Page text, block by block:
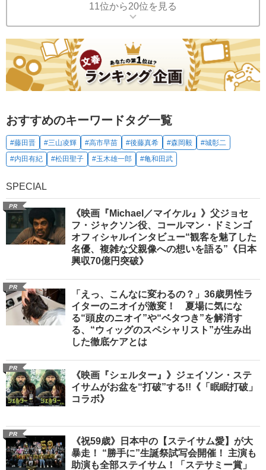
11位から20位を見る
おすすめのキーワードタグ一覧
#藤田晋 #三山凌輝 #高市早苗 #後藤真希 #森岡毅
#城彰二
#内田有紀
#松田聖子 #玉木雄一郎 #亀和田武
SPECIAL
PR
《映画『Michael／マイケル』》父ジョセ
フ・ジャクソン役、コールマン・ドミンゴ
オフィシャルインタビュー“観客を魅了した
名優、複雑な父親像への想いを語る”《日本
興収70億円突破》
PR
「えっ、こんなに変わるの？」36歳男性ラ
イターのニオイが激変！ 夏場に気にな
る“頭皮のニオイ”や“ベタつき”を解消す
る、“ウィッグのスペシャリスト”が生み出
した徹底ケアとは
PR
《映画『シェルター』》ジェイソン・ステ
イサムがお盆を“打破”する!!《「眠眠打破」
コラボ》
PR
《祝59歳》日本中の【ステイサム愛】が大
暴走！ “勝手に”生誕祭試写会開催！ 主演も
助演も全部ステイサム！「ステサミー賞」